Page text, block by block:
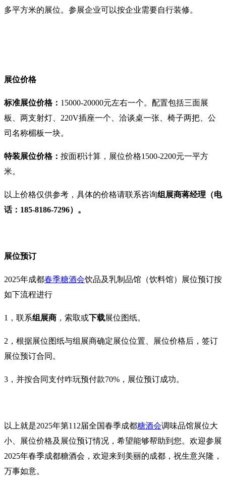
多平方米的展位。 参展企业可以按企业需要自行装修。
展位价格
标准展位价格： 15000-20000元左右一个。配置包括三面展
板、两支射灯、220V插座一个、洽谈桌一张、椅子两把、公
司名称楣板一块。
特装展位价格： 按面积计算 ，展位价格1500-2200元一平方
米。
以上价格仅供参考，具体的价格请联系咨询组展商蒋经理 （电
话： 185-8186-7296）。
展位预订
2025年成都春季糖酒会饮品及乳制品馆（饮料馆）
展位预订按
如下流程进行
1，联系组展商 ‍，索取或下载展位图纸。
2，根据展位图纸与组展商确定展位位置、展位价格后，签订
展位预订合同。
3， 并按合同支付咋玩预付款70%，展位预订成功。
以上就是2025年第112届全国春季成都糖酒会调味品馆展位大
小、展位价格及展位预订情况，希望能够帮助到您。欢迎参展
2025年春季成都糖酒会，欢迎来到美丽的成都，祝生意兴隆，
万事如意。